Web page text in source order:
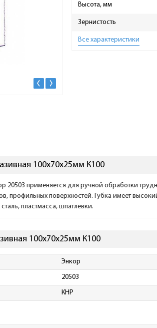
Высота, мм
Зернистость
Все характеристики
100х70х25мм К100
20503 применяется для ручной обработки
профильных поверхностей. Губка имеет
пластмасса, шпатлевки.
100х70х25мм К100
Энкор
20503
КНР